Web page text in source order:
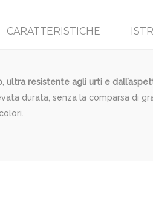
CARATTERISTICHE
ultra resistente agli urti e
durata, senza la comparsa di